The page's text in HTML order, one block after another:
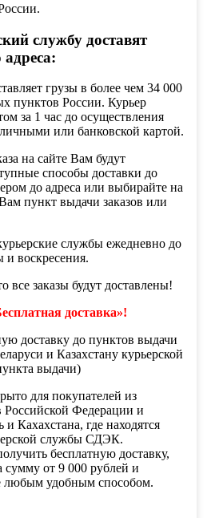
службу доставят
грузы в более чем 34 000
пунктов России. Курьер
за 1 час до осуществления
или банковской картой.
на сайте Вам будут
способы доставки до
до адреса или выбирайте на
пункт выдачи заказов или
службы ежедневно до
и воскресения.
все заказы будут доставлены!
доставка»!
доставку до пунктов выдачи
и Казахстану курьерской
выдачи)
для покупателей из
Российской Федерации и
и Кахахстана, где находятся
службы СДЭК.
бесплатную доставку,
сумму от 9 000 рублей и
любым удобным способом.